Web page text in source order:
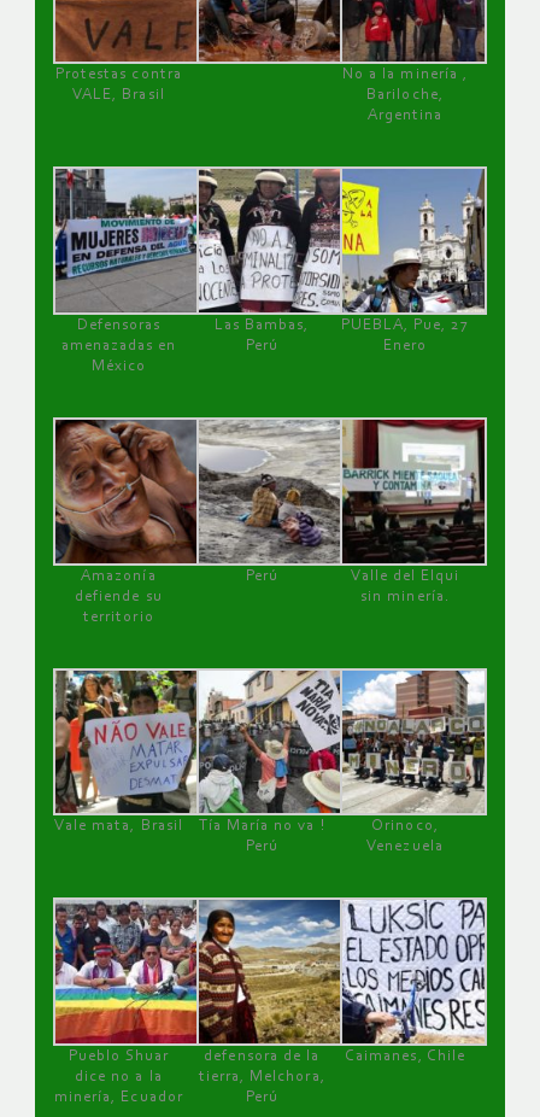
Protestas contra
VALE, Brasil
No a la minería ,
Bariloche,
Argentina
Defensoras
amenazadas en
México
Las Bambas,
Perú
PUEBLA, Pue, 27
Enero
Amazonía
defiende su
territorio
Perú
Valle del Elqui
sin minería.
Vale mata, Brasil
Tía María no va !
Perú
Orinoco,
Venezuela
Pueblo Shuar
dice no a la
minería, Ecuador
defensora de la
tierra, Melchora,
Perú
Caimanes, Chile